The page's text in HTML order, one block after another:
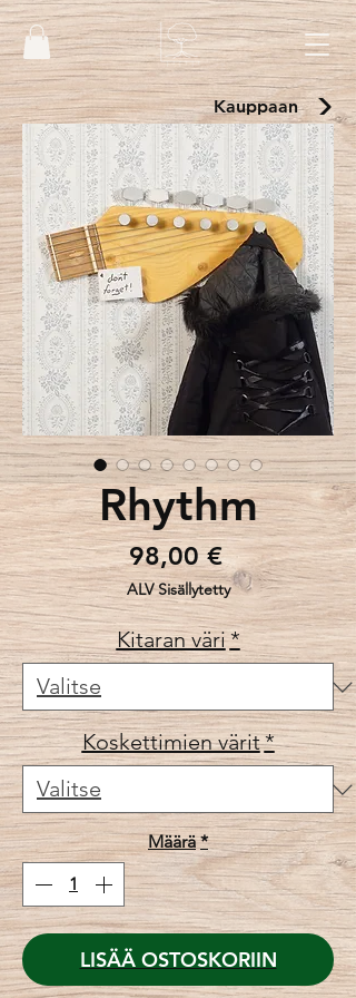
Kauppaan
Rhythm
98,00 €Hinta
ALV Sisällytetty
Kitaran väri*
Koskettimien värit*
Määrä *
LISÄÄ OSTOSKORIIN